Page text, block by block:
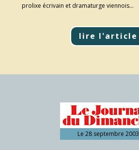
prolixe écrivain et dramaturge viennois…
lire l'article
Le 28 septembre 2003